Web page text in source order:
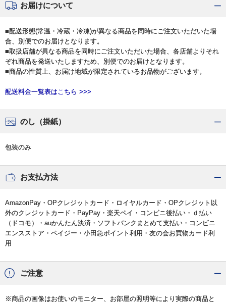
お届けについて
■配送形態(常温・冷蔵・冷凍)が異なる商品を同時にご注文いただいた場
合、別便でのお届けとなります。
■取扱店舗が異なる商品を同時にご注文いただいた場合、各店舗よりそれ
ぞれ商品を発送いたしますため、別便でのお届けとなります。
■商品の性質上、お届け地域が限定されているお品物がございます。
配送料金一覧表はこちら >>>
のし（掛紙）
包装のみ
お支払方法
AmazonPay・OPクレジットカード・ロイヤルカード・OPクレジット以
外のクレジットカード・PayPay・楽天ペイ・コンビニ後払い・ｄ払い
（ドコモ）・auかんたん決済・ソフトバンクまとめて支払い・コンビニ
エンスストア・ペイジー・小田急ポイント利用・友の会お買物カード利
用
ご注意
※商品の画像はお使いのモニター、お部屋の照明等により実際の商品と